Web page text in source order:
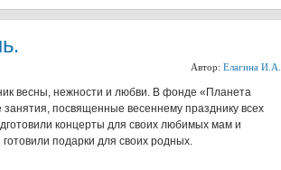
Автор: Елагина И.А.
весны, нежности и любви. В фонде «Планета
посвященные весеннему празднику всех
концерты для своих любимых мам и
подарки для своих родных.